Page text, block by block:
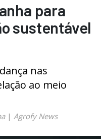
para
sustentável
nas
ao meio
| Agrofy News